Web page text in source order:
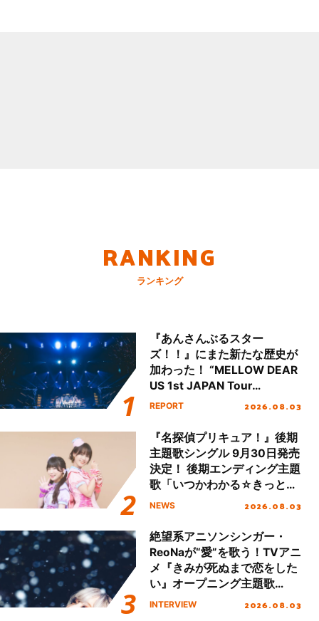
RANKING
ランキング
『あんさんぶるスター
ズ！！』にまた新たな歴史が
加わった！ “MELLOW DEAR
US 1st JAPAN Tour
Final「NICE to meet YOU
ート!!
REPORT 2026.08.03
『名探偵プリキュア！』後期
主題歌シングル 9月30日発売
決定！ 後期エンディング主題
歌「いつかわかる☆きっとあ
える」TVサイズ先行配信開
NEWS 2026.08.03
絶望系アニソンシンガー・
ReoNaが“愛”を歌う！TVアニ
メ『きみが死ぬまで恋をした
い』オープニング主題歌
「Amore」インタビュー
INTERVIEW 2026.08.03